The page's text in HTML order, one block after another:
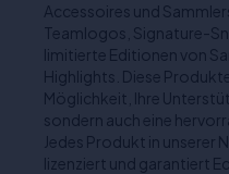
Accessoires und
Teamlogos, Signature-
limitierte Editionen von
Highlights. Diese
Möglichkeit, Ihre
sondern auch eine
Jedes Produkt in unserer
lizenziert und garantiert